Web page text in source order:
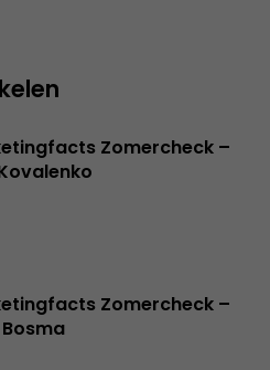
Zomercheck –
Zomercheck –